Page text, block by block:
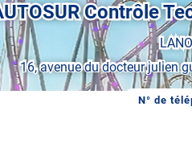
Contrôle
16, avenue du docteur julien
N° de